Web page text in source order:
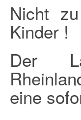
Nicht
Kinder !
Der
eine